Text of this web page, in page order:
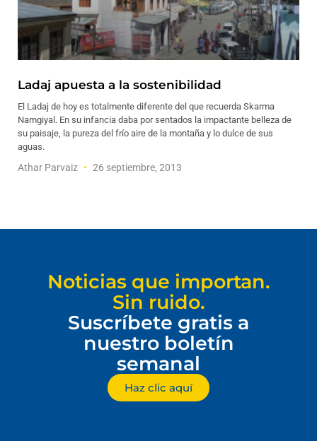
Ladaj apuesta a la sostenibilidad
El Ladaj de hoy es totalmente diferente del que recuerda Skarma
Namgiyal. En su infancia daba por sentados la impactante belleza de
su paisaje, la pureza del frío aire de la montaña y lo dulce de sus
aguas.
Athar Parvaiz 26 septiembre, 2013
Noticias que importan.
Sin ruido.
Suscríbete gratis a
nuestro boletín
semanal
Haz clic aquí